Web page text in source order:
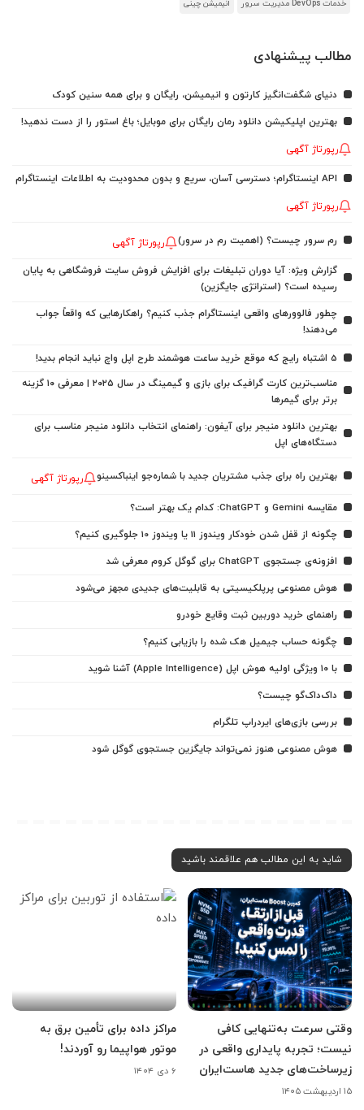
خدمات DevOps مدیریت سرور انیمیشن چینی
مطالب پیشنهادی
دنیای شگفت‌انگیز کارتون و انیمیشن، رایگان و برای همه سنین کودک
بهترین اپلیکیشن دانلود رمان رایگان برای موبایل؛ باغ استور را از دست ندهید!
رپورتاژ آگهی
API اینستاگرام؛ دسترسی آسان، سریع و بدون محدودیت به اطلاعات اینستاگرام
رپورتاژ آگهی
رم سرور چیست؟ (اهمیت رم در سرور) رپورتاژ آگهی
گزارش ویژه: آیا دوران تبلیغات برای افزایش فروش سایت فروشگاهی به پایان
رسیده است؟ (استراتژی جایگزین)
چطور فالوورهای واقعی اینستاگرام جذب کنیم؟ راهکارهایی که واقعاً جواب
می‌دهند!
5 اشتباه رایج که موقع خرید ساعت هوشمند طرح اپل واچ نباید انجام بدید!
مناسب‌ترین کارت گرافیک برای بازی و گیمینگ در سال ۲۰۲۵ | معرفی ۱۰ گزینه
برتر برای گیمرها
بهترین دانلود منیجر برای آیفون: راهنمای انتخاب دانلود منیجر مناسب برای
دستگاه‌های اپل
بهترین راه برای جذب مشتریان جدید با شماره‌جو اینباکسینو رپورتاژ آگهی
مقایسه Gemini و ChatGPT: کدام یک بهتر است؟
چگونه از قفل شدن خودکار ویندوز 11 یا ویندوز 10 جلوگیری کنیم؟
افزونه‌ی جستجوی ChatGPT برای گوگل کروم معرفی شد
هوش مصنوعی پرپلکیسیتی به قابلیت‌های جدیدی مجهز می‌شود
راهنمای خرید دوربین ثبت وقایع خودرو
چگونه حساب جیمیل هک شده را بازیابی کنیم؟
با ۱۰ ویژگی اولیه هوش اپل (Apple Intelligence) آشنا شوید
داک‌داک‌گو چیست؟
بررسی بازی‌های ایردراپ تلگرام
هوش مصنوعی هنوز نمی‌تواند جایگزین جستجوی گوگل شود
شاید به این مطالب هم علاقمند باشید
وقتی سرعت به‌تنهایی کافی
نیست؛ تجربه پایداری واقعی در
زیرساخت‌های جدید هاست‌ایران
۱۵ اردیبهشت ۱۴۰۵
مراکز داده برای تأمین برق به
موتور هواپیما رو آوردند!
۶ دی ۱۴۰۴